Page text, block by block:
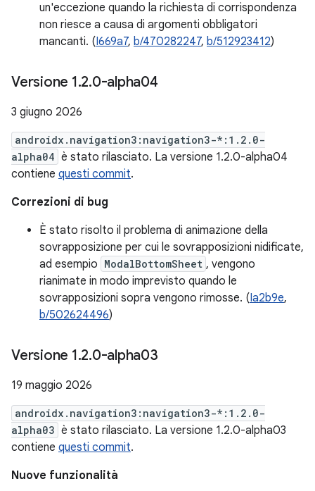
un'eccezione quando la richiesta di corrispondenza
non riesce a causa di argomenti obbligatori
mancanti. (I669a7, b/470282247, b/512923412)
Versione 1.2.0-alpha04
3 giugno 2026
androidx.navigation3:navigation3-*:1.2.0-
alpha04 è stato rilasciato. La versione 1.2.0-alpha04
contiene questi commit.
Correzioni di bug
È stato risolto il problema di animazione della
sovrapposizione per cui le sovrapposizioni nidificate,
ad esempio ModalBottomSheet , vengono
rianimate in modo imprevisto quando le
sovrapposizioni sopra vengono rimosse. (Ia2b9e,
b/502624496)
Versione 1.2.0-alpha03
19 maggio 2026
androidx.navigation3:navigation3-*:1.2.0-
alpha03 è stato rilasciato. La versione 1.2.0-alpha03
contiene questi commit.
Nuove funzionalità